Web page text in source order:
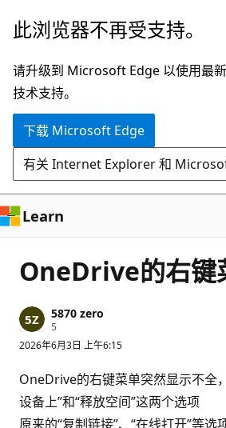
跳
主
要
内
此浏览器不再受支持。
请升级到 Microsoft Edge 以使用最
技术支持。
下载 Microsoft Edge
有关 Internet Explorer 和
Learn
OneDrive的右键
5870 zero
5
誉
分
2026年6月3日 上午6:15
OneDrive的右键菜单突然显示不全
设备上”和“释放空间”这两个选项
原来的“复制链接”、“在线打开”等选